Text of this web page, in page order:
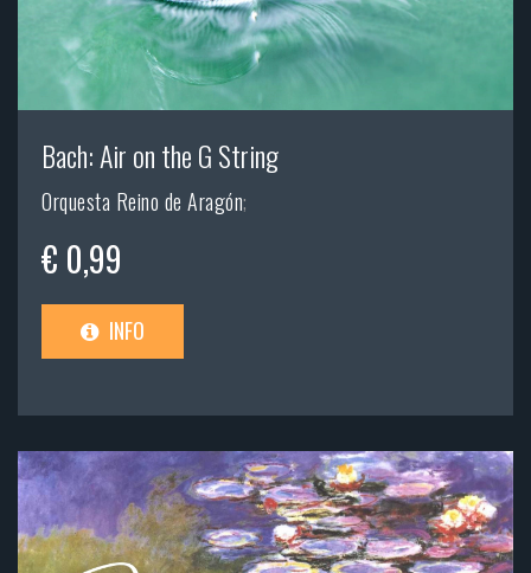
Bach: Air on the G String
Orquesta Reino de Aragón;
€ 0,99
INFO